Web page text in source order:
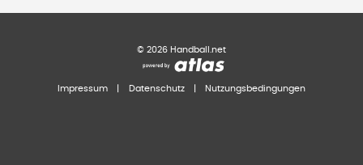
© 2026 Handball.net
Impressum Datenschutz Nutzungsbedingungen